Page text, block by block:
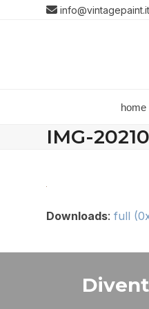
info@vintagepaint.it
home
IMG-
Downloads:full